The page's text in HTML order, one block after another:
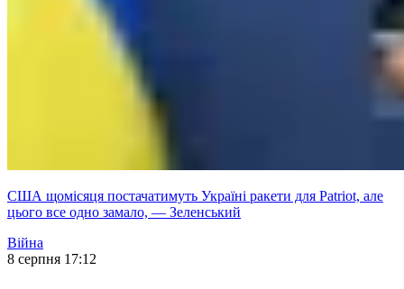
США щомісяця постачатимуть Україні ракети для Patriot, але
цього все одно замало, — Зеленський
Війна
8 серпня 17:12